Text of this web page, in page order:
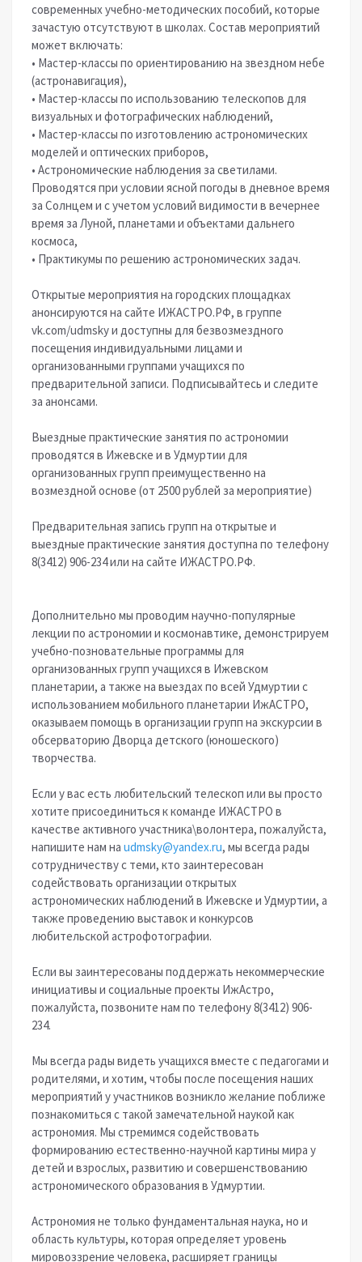
современных учебно-методических пособий, которые
зачастую отсутствуют в школах. Состав мероприятий
может включать:
• Мастер-классы по ориентированию на звездном небе
(астронавигация),
• Мастер-классы по использованию телескопов для
визуальных и фотографических наблюдений,
• Мастер-классы по изготовлению астрономических
моделей и оптических приборов,
• Астрономические наблюдения за светилами.
Проводятся при условии ясной погоды в дневное время
за Солнцем и с учетом условий видимости в вечернее
время за Луной, планетами и объектами дальнего
космоса,
• Практикумы по решению астрономических задач.
Открытые мероприятия на городских площадках
анонсируются на сайте ИЖАСТРО.РФ, в группе
vk.com/udmsky и доступны для безвозмездного
посещения индивидуальными лицами и
организованными группами учащихся по
предварительной записи. Подписывайтесь и следите
за анонсами.
Выездные практические занятия по астрономии
проводятся в Ижевске и в Удмуртии для
организованных групп преимущественно на
возмездной основе (от 2500 рублей за мероприятие)
Предварительная запись групп на открытые и
выездные практические занятия доступна по телефону
8(3412) 906-234 или на сайте ИЖАСТРО.РФ.
Дополнительно мы проводим научно-популярные
лекции по астрономии и космонавтике, демонстрируем
учебно-позновательные программы для
организованных групп учащихся в Ижевском
планетарии, а также на выездах по всей Удмуртии с
использованием мобильного планетарии ИжАСТРО,
оказываем помощь в организации групп на экскурсии в
обсерваторию Дворца детского (юношеского)
творчества.
Если у вас есть любительский телескоп или вы просто
хотите присоединиться к команде ИЖАСТРО в
качестве активного участника\волонтера, пожалуйста,
напишите нам на udmsky@yandex.ru, мы всегда рады
сотрудничеству с теми, кто заинтересован
содействовать организации открытых
астрономических наблюдений в Ижевске и Удмуртии, а
также проведению выставок и конкурсов
любительской астрофотографии.
Если вы заинтересованы поддержать некоммерческие
инициативы и социальные проекты ИжАстро,
пожалуйста, позвоните нам по телефону 8(3412) 906-
234.
Мы всегда рады видеть учащихся вместе с педагогами и
родителями, и хотим, чтобы после посещения наших
мероприятий у участников возникло желание поближе
познакомиться с такой замечательной наукой как
астрономия. Мы стремимся содействовать
формированию естественно-научной картины мира у
детей и взрослых, развитию и совершенствованию
астрономического образования в Удмуртии.
Астрономия не только фундаментальная наука, но и
область культуры, которая определяет уровень
мировоззрение человека, расширяет границы